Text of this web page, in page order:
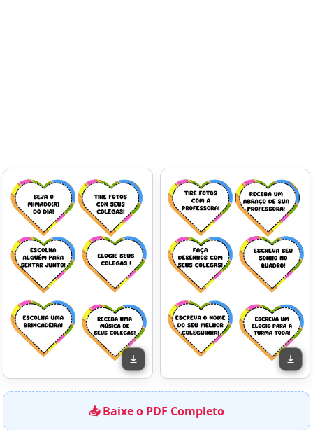
📥 Baixe o PDF Completo